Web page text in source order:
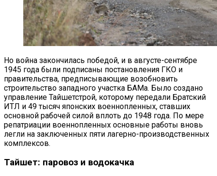
Но война закончилась победой, и в августе-сентябре
1945 года были подписаны постановления ГКО и
правительства, предписывающие возобновить
строительство западного участка БАМа. Было создано
управление Тайшетстрой, которому передали Братский
ИТЛ и 49 тысяч японских военнопленных, ставших
основной рабочей силой вплоть до 1948 года. По мере
репатриации военнопленных основные работы вновь
легли на заключенных пяти лагерно-производственных
комплексов.
Тайшет: паровоз и водокачка